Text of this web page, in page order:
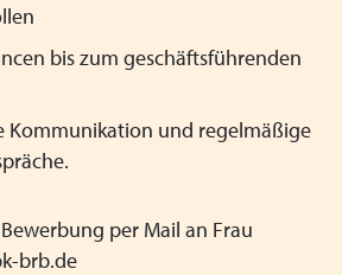
bis zum geschäftsführenden
Kommunikation und regelmäßige
per Mail an Frau
brb.de